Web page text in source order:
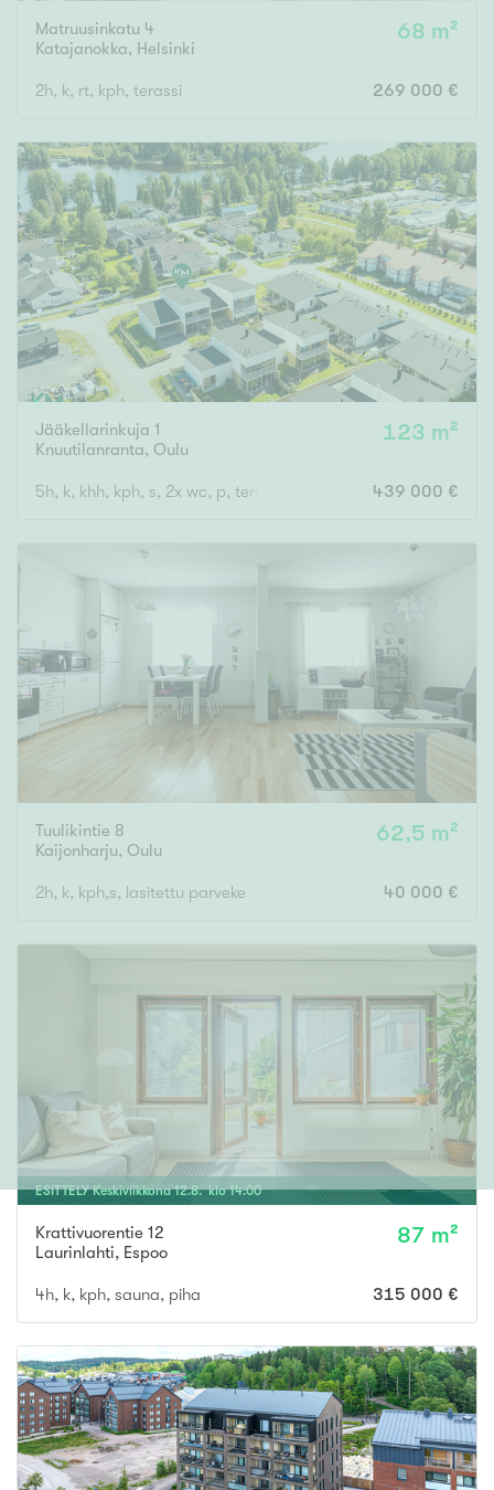
Matruusinkatu 4
Katajanokka, Helsinki
68 m²
2h, k, rt, kph, terassi 269 000 €
Jääkellarinkuja 1
Knuutilanranta, Oulu
123 m²
5h, k, khh, kph, s, 2x wc, p, terassi 439 000 €
Tuulikintie 8
Kaijonharju, Oulu
62,5 m²
2h, k, kph,s, lasitettu parveke 40 000 €
ESITTELY Keskiviikkona 12.8. klo14:00
Krattivuorentie 12
Laurinlahti, Espoo
87 m²
4h, k, kph, sauna, piha 315 000 €